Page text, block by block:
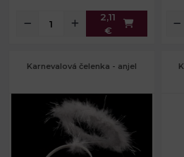
2,11
€
Karnevalová čelenka - anjel